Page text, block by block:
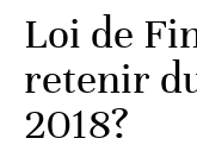
Loi de
retenir
2018?